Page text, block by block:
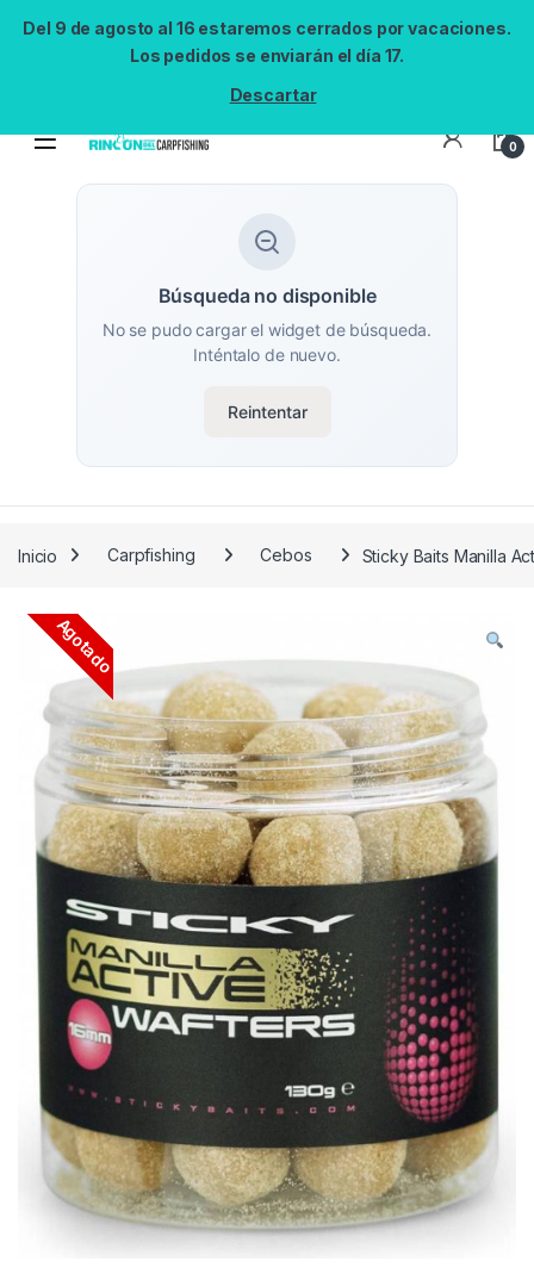
Del 9 de agosto al 16 estaremos cerrados por vacaciones.
Los pedidos se enviarán el día 17.
Descartar
0
Búsqueda no disponible
No se pudo cargar el widget de búsqueda.
Inténtalo de nuevo.
Reintentar
Inicio Carpfishing Cebos Sticky Baits Manilla
Agotado